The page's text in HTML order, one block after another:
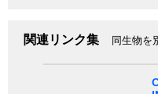
関連リンク集 同生物を